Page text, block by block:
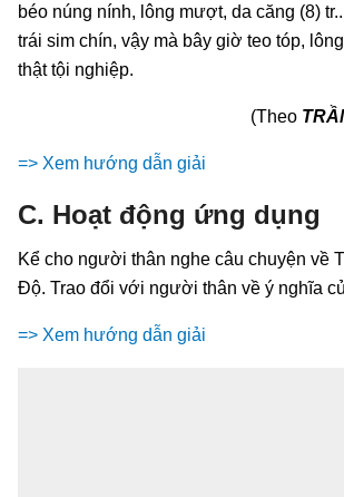
béo núng nính, lông mượt, da căng (8)
trái sim chín, vậy mà bây giờ teo tóp,
thật tội nghiệp.
(Theo
=> Xem hướng dẫn giải
C. Hoạt động ứng dụng
Kể cho người thân nghe câu chuyện về
Độ. Trao đổi với người thân về ý nghĩa
=> Xem hướng dẫn giải